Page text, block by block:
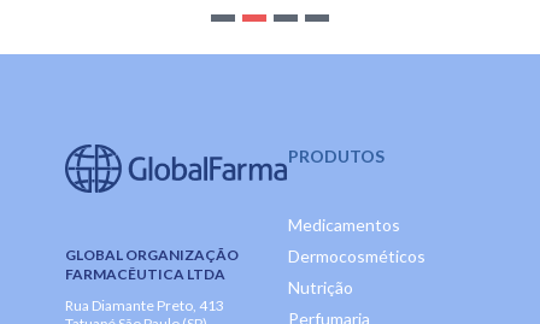
GLOBAL ORGANIZAÇÃO
FARMACÊUTICA LTDA
Rua Diamante Preto, 413
PRODUTOS
Medicamentos
Dermocosméticos
Nutrição
Perfumaria